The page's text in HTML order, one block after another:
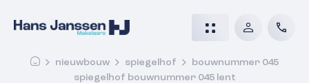
nieuwbouw spiegelhof
bouwnummer 045
spiegelhof bouwnummer 045 lent